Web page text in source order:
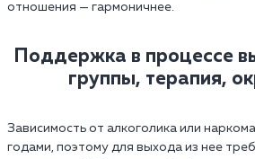
отношения — гармоничнее.
Поддержка в процессе
группы, терапия,
Зависимость от алкоголика или
годами, поэтому для выхода из нее